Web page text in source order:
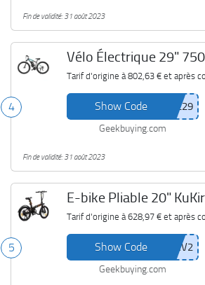
Fin de validité: 31 août 2023
4
Vélo Électrique 29"
Tarif d'origine à802,63 €et après
Show Code
Geekbuying.com
Fin de validité: 31 août 2023
5
E-bike Pliable 20"
Tarif d'origine à628,97 €et après
Show Code
Geekbuying.com